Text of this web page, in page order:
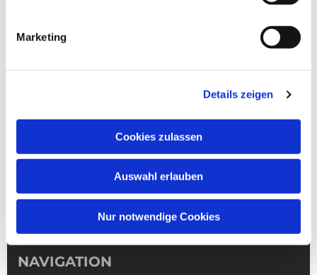
Marketing
Details zeigen
Cookies zulassen
Auswahl erlauben
Nur notwendige Cookies
NAVIGATION